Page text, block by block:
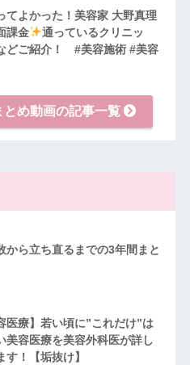
てよかった！美容家 大野真理
課金
通っているクリニッ
どご紹介！ #美容施術 #美容
とめ動画の記事一覧
から立ち直るまでの3年間まと
医療】若い頃に”これだけ”は
美容医療を美容外科医が詳し
す！【垢抜け】